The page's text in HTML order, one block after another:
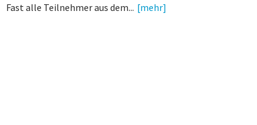
Fast alle Teilnehmer aus dem... [mehr]